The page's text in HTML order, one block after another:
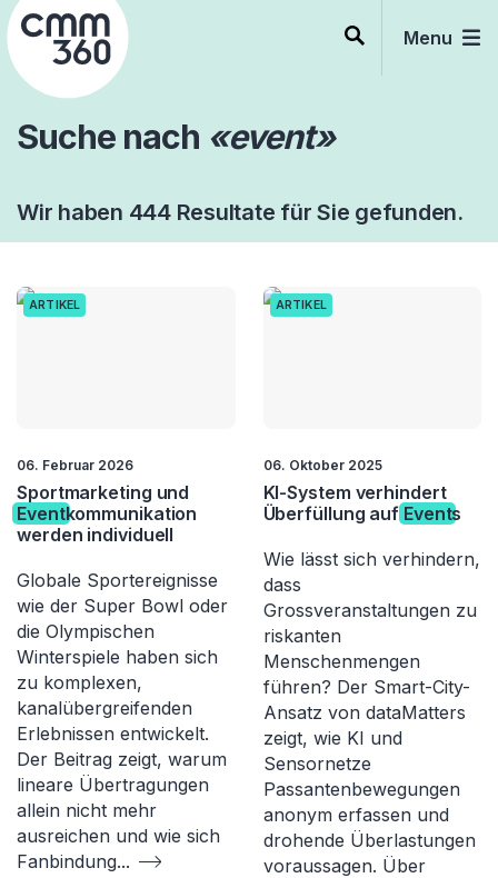
Skip
to
content
Menu
Suche nach «event»
Wir haben 444 Resultate für Sie gefunden.
ARTIKEL
06. Februar 2026
Sportmarketing und
Eventkommunikation
werden individuell
Globale Sportereignisse
wie der Super Bowl oder
die Olympischen
Winterspiele haben sich
zu komplexen,
kanalübergreifenden
Erlebnissen entwickelt.
Der Beitrag zeigt, warum
lineare Übertragungen
allein nicht mehr
ausreichen und wie sich
Fanbindung...
ARTIKEL
06. Oktober 2025
KI-System verhindert
Überfüllung auf Events
Wie lässt sich verhindern,
dass
Grossveranstaltungen zu
riskanten
Menschenmengen
führen? Der Smart-City-
Ansatz von dataMatters
zeigt, wie KI und
Sensornetze
Passantenbewegungen
anonym erfassen und
drohende Überlastungen
voraussagen. Über